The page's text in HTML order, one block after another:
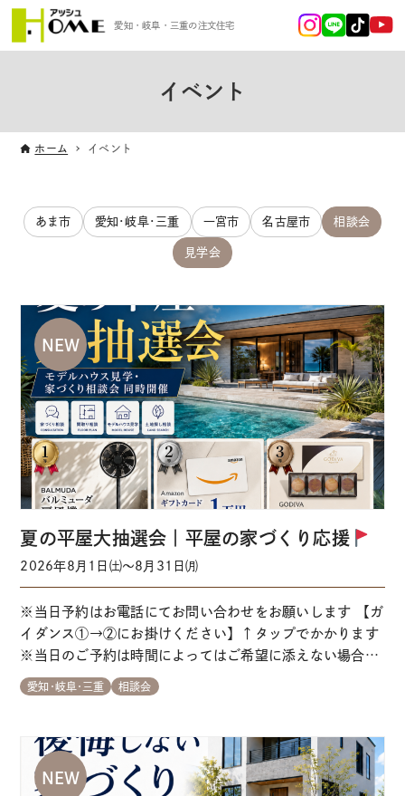
愛知・岐阜・三重の注文住宅
イベント
ホーム イベント
あま市 愛知･岐阜･三重 一宮市 名古屋市 相談会
見学会
夏の平屋大抽選会｜平屋の家づくり応援
2026年8月1日㈯～8月31日㈪
※当日予約はお電話にてお問い合わせをお願いします 【ガ
イダンス①→②にお掛けください】↑タップでかかります
※当日のご予約は時間によってはご希望に添えない場合が
ございます ＼来場でプレゼント
づくり初心者の方大歓迎
話にてお問い合わせをお願いします 【ガイダン…
愛知･岐阜･三重 相談会